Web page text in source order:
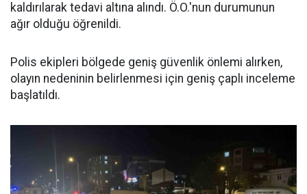
kaldırılarak tedavi altına alındı. Ö.O.'nun durumunun
ağır olduğu öğrenildi.
Polis ekipleri bölgede geniş güvenlik önlemi alırken,
olayın nedeninin belirlenmesi için geniş çaplı inceleme
başlatıldı.